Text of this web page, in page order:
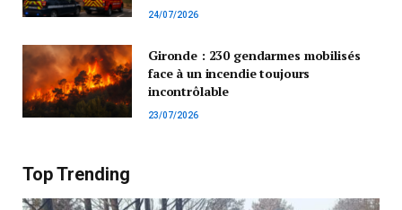
24/07/2026
Gironde : 230 gendarmes mobilisés
face à un incendie toujours
incontrôlable
23/07/2026
Top Trending